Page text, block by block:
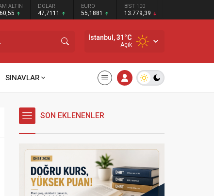
ALTIN DOLAR
47,7111
EURO
55,1881
BIST 100
13.779,39
İstanbul,31 °C
Açık
SINAVLAR
SON EKLENENLER